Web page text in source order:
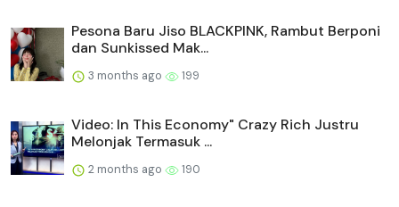
Pesona Baru Jiso BLACKPINK, Rambut Berponi
dan Sunkissed Mak...
3 months ago 199
Video: In This Economy" Crazy Rich Justru
Melonjak Termasuk ...
2 months ago 190